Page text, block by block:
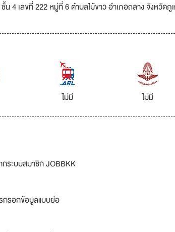
น 4 เลขที่ 222 หมู่ที่ 6 ตำบลไม้ขาว อำเภอถลาง จังหวัดภู
ไม่มี ไม่มี
กระบบสมาชิก JOBBKK
กรอกข้อมูลแบบย่อ